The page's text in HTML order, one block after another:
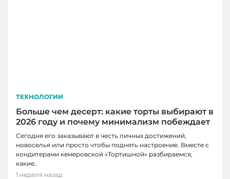
ТЕХНОЛОГИИ
Больше чем десерт: какие торты выбирают в
2026 году и почему минимализм побеждает
Сегодня его заказывают в честь личных достижений,
новоселья или просто чтобы поднять настроение. Вместе с
кондитерами кемеровской «Тортишной» разбираемся,
какие..
1 неделя назад